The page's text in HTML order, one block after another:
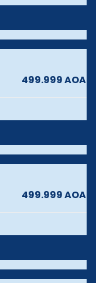
499.999 AOA
499.999 AOA